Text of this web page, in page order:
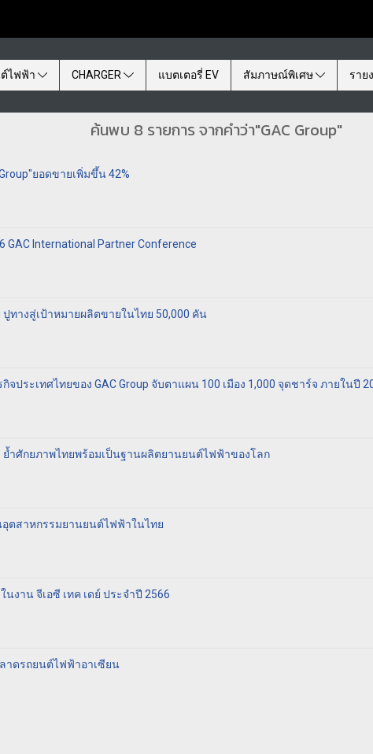
ไฟฟ้า CHARGER แบตเตอรี่ EV สัมภาษณ์พิเศษ ราย
ค้นพบ 8 รายการ จากคำว่า"GAC Group"
ยอดขายเพิ่มขึ้น 42%
International Partner Conference
ปูทางสู่เป้าหมายผลิตขายในไทย 50,000 คัน
จประเทศไทยของ GAC Group จับตาแผน 100 เมือง 1,000 จุดชาร์จ ภายในปี
ย้ำศักยภาพไทยพร้อมเป็นฐานผลิตยานยนต์ไฟฟ้าของโลก
อุตสาหกรรมยานยนต์ไฟฟ้าในไทย
งาน จีเอซี เทค เดย์ ประจำปี 2566
าดรถยนต์ไฟฟ้าอาเซียน